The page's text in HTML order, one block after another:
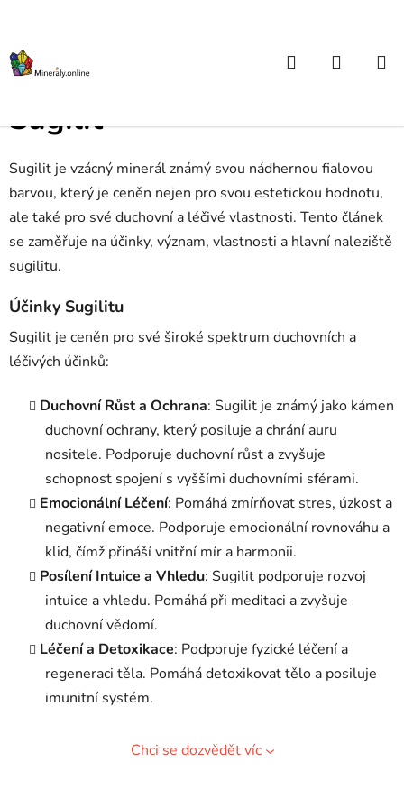
obsah
Hledat
Domů
/ Atlas kamenů od A do Z
Sugilit
Sugilit je vzácný minerál známý svou nádhernou fialovou
barvou, který je ceněn nejen pro svou estetickou hodnotu,
ale také pro své duchovní a léčivé vlastnosti. Tento článek
se zaměřuje na účinky, význam, vlastnosti a hlavní naleziště
sugilitu.
Účinky Sugilitu
Sugilit je ceněn pro své široké spektrum duchovních a
léčivých účinků:
Duchovní Růst a Ochrana: Sugilit je známý jako kámen
duchovní ochrany, který posiluje a chrání auru
nositele. Podporuje duchovní růst a zvyšuje
schopnost spojení s vyššími duchovními sférami.
Emocionální Léčení: Pomáhá zmírňovat stres, úzkost a
negativní emoce. Podporuje emocionální rovnováhu a
klid, čímž přináší vnitřní mír a harmonii.
Posílení Intuice a Vhledu: Sugilit podporuje rozvoj
intuice a vhledu. Pomáhá při meditaci a zvyšuje
duchovní vědomí.
Léčení a Detoxikace: Podporuje fyzické léčení a
regeneraci těla. Pomáhá detoxikovat tělo a posiluje
imunitní systém.
Chci se dozvědět víc